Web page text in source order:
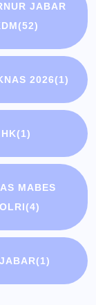
JABAR
(52)
2026(1)
HK(1)
MABES
(4)
(1)